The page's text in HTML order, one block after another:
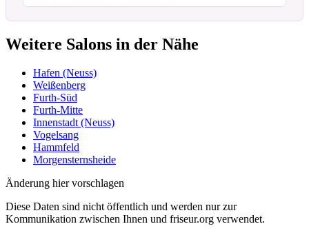
Weitere Salons in der Nähe
Hafen (Neuss)
Weißenberg
Furth-Süd
Furth-Mitte
Innenstadt (Neuss)
Vogelsang
Hammfeld
Morgensternsheide
Änderung hier vorschlagen
Diese Daten sind nicht öffentlich und werden nur zur
Kommunikation zwischen Ihnen und friseur.org verwendet.